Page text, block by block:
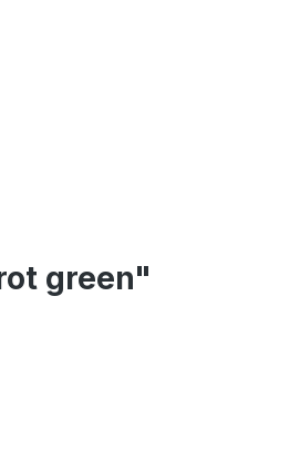
green"